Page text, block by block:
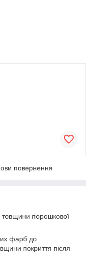
повернення
товщини порошкової
фарб до
покриття після